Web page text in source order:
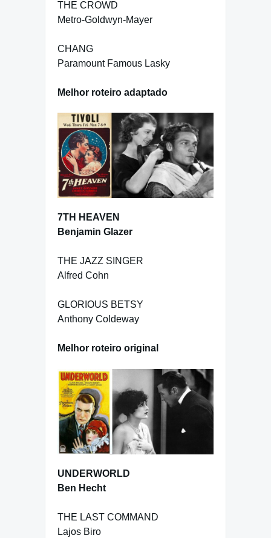
THE CROWD
Metro-Goldwyn-Mayer
CHANG
Paramount Famous Lasky
Melhor roteiro adaptado
7TH HEAVEN
Benjamin Glazer
THE JAZZ SINGER
Alfred Cohn
GLORIOUS BETSY
Anthony Coldeway
Melhor roteiro original
UNDERWORLD
Ben Hecht
THE LAST COMMAND
Lajos Biro